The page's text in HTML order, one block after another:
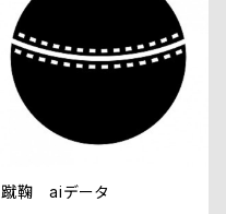
蹴鞠 aiデータ